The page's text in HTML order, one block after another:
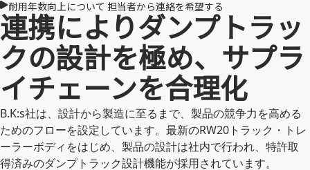
耐用年数向上について 担当者から連絡を希望する
連携によりダンプトラッ
クの設計を極め、サプラ
イチェーンを合理化
B.K:s社は、設計から製造に至るまで、製品の競争力を高める
ためのフローを設定しています。最新のRW20トラック・トレ
ーラーボディをはじめ、製品の設計は社内で行われ、特許取
得済みのダンプトラック設計機能が採用されています。